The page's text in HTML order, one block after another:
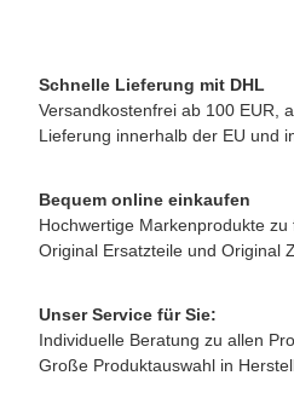
Schnelle Lieferung mit DHL
Versandkostenfrei ab 100 EUR,
Lieferung innerhalb der EU und
Bequem online einkaufen
Hochwertige Markenprodukte zu
Original Ersatzteile und Original
Unser Service für Sie:
Individuelle Beratung zu allen
Große Produktauswahl in